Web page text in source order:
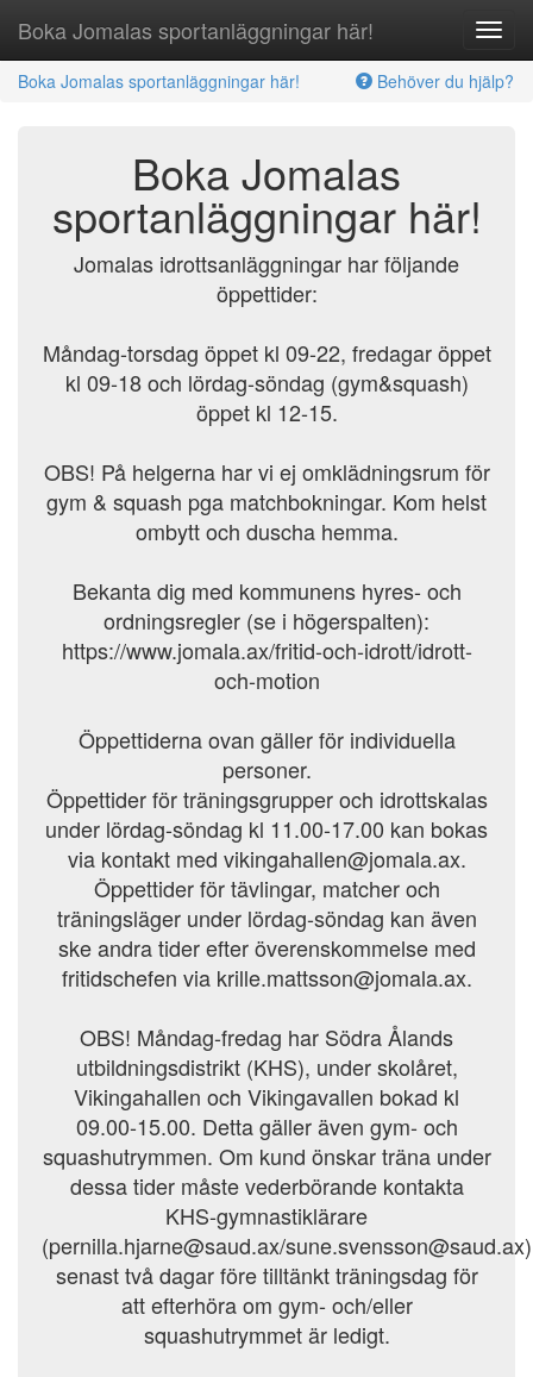
Boka Jomalas sportanläggningar här!
Behöver du hjälp?
Boka Jomalas sportanläggningar här!
Boka Jomalas
sportanläggningar här!
Jomalas idrottsanläggningar har följande
öppettider:
Måndag-torsdag öppet kl 09-22, fredagar öppet
kl 09-18 och lördag-söndag (gym&squash)
öppet kl 12-15.
OBS! På helgerna har vi ej omklädningsrum för
gym & squash pga matchbokningar. Kom helst
ombytt och duscha hemma.
Bekanta dig med kommunens hyres- och
ordningsregler (se i högerspalten):
https://www.jomala.ax/fritid-och-idrott/idrott-
och-motion
Öppettiderna ovan gäller för individuella
personer.
Öppettider för träningsgrupper och idrottskalas
under lördag-söndag kl 11.00-17.00 kan bokas
via kontakt med vikingahallen@jomala.ax.
Öppettider för tävlingar, matcher och
träningsläger under lördag-söndag kan även
ske andra tider efter överenskommelse med
fritidschefen via krille.mattsson@jomala.ax.
OBS! Måndag-fredag har Södra Ålands
utbildningsdistrikt (KHS), under skolåret,
Vikingahallen och Vikingavallen bokad kl
09.00-15.00. Detta gäller även gym- och
squashutrymmen. Om kund önskar träna under
dessa tider måste vederbörande kontakta
KHS-gymnastiklärare
(pernilla.hjarne@saud.ax/sune.svensson@saud.ax)
senast två dagar före tilltänkt träningsdag för
att efterhöra om gym- och/eller
squashutrymmet är ledigt.